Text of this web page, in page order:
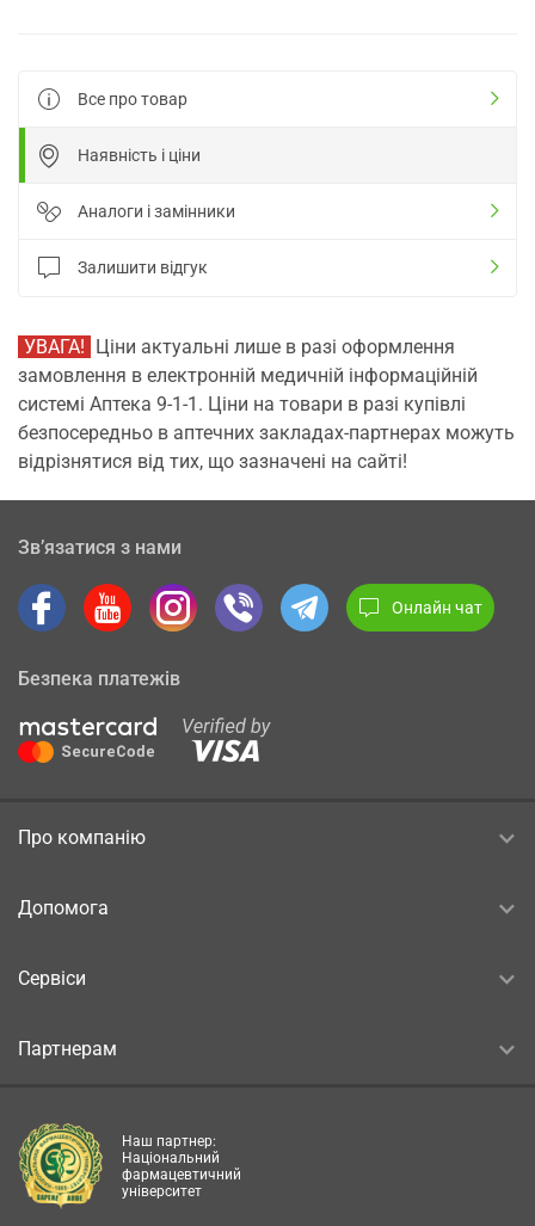
Все про товар
Наявність і ціни
Аналоги і замінники
Залишити відгук
УВАГА! Ціни актуальні лише в разі оформлення
замовлення в електронній медичній інформаційній
системі Аптека 9-1-1. Ціни на товари в разі купівлі
безпосередньо в аптечних закладах-партнерах можуть
відрізнятися від тих, що зазначені на сайті!
Зв’язатися з нами
Онлайн чат
Безпека платежів
Про компанію
Допомога
Сервіси
Партнерам
Наш партнер:
Національний
фармацевтичний
університет